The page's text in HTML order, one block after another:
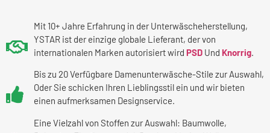
Mit 10+ Jahre Erfahrung in der Unterwäscheherstellung,
YSTAR ist der einzige globale Lieferant, der von
internationalen Marken autorisiert wird PSD Und Knorrig.
Bis zu 20 Verfügbare Damenunterwäsche-Stile zur Auswahl,
Oder Sie schicken Ihren Lieblingsstil ein und wir bieten
einen aufmerksamen Designservice.
Eine Vielzahl von Stoffen zur Auswahl: Baumwolle,